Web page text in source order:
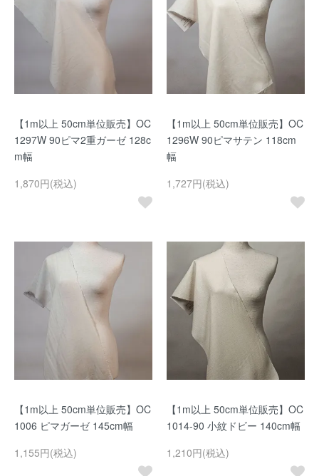
【1m以上 50cm単位販売】OC
1297W 90ピマ2重ガーゼ 128c
m幅
1,870円(税込)
【1m以上 50cm単位販売】OC
1296W 90ピマサテン 118cm
幅
1,727円(税込)
【1m以上 50cm単位販売】OC
1006 ピマガーゼ 145cm幅
1,155円(税込)
【1m以上 50cm単位販売】OC
1014-90 小紋ドビー 140cm幅
1,210円(税込)